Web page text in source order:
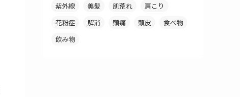
紫外線
美髪 肌荒れ
肩こり
花粉症
解消 頭痛 頭皮
食べ物
飲み物